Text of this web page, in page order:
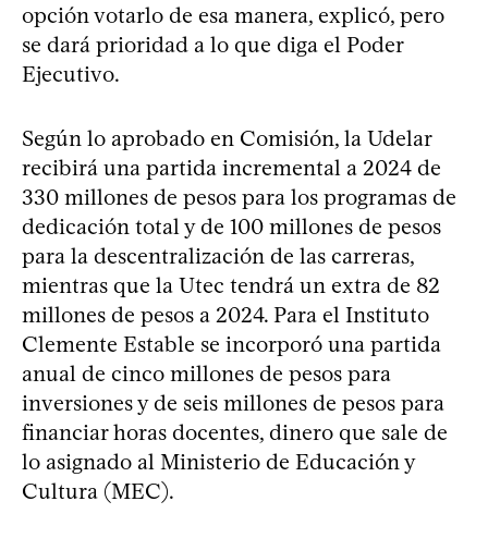
opción votarlo de esa manera, explicó, pero
se dará prioridad a lo que diga el Poder
Ejecutivo.
Según lo aprobado en Comisión, la Udelar
recibirá una partida incremental a 2024 de
330 millones de pesos para los programas de
dedicación total y de 100 millones de pesos
para la descentralización de las carreras,
mientras que la Utec tendrá un extra de 82
millones de pesos a 2024. Para el Instituto
Clemente Estable se incorporó una partida
anual de cinco millones de pesos para
inversiones y de seis millones de pesos para
financiar horas docentes, dinero que sale de
lo asignado al Ministerio de Educación y
Cultura (MEC).